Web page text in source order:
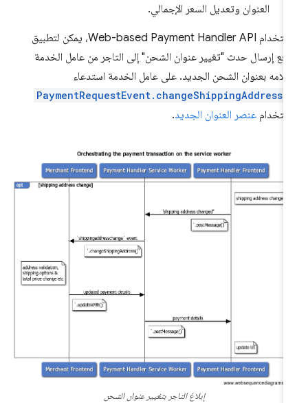
العنوان وتعديل السعر الإجمالي.
باستخدام Web-based Payment Handler API، يمكن لتطبيق
إرسال حدث "تغيير عنوان الشحن" إلى التاجر من عامل الخدمة
بعنوان الشحن الجديد. على عامل الخدمة استدعاء
عنصر العنوان الجديد.
إبلاغ التاجر بتغيير عنوان الشحن